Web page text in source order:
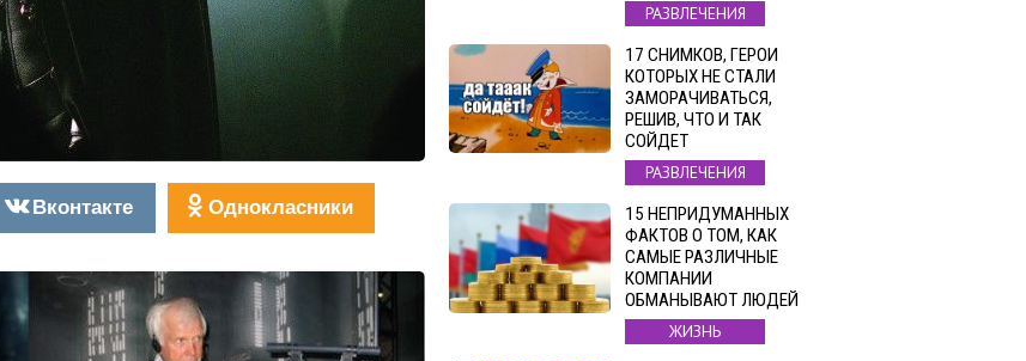
Вконтакте Однокласники
РАЗВЛЕЧЕНИЯ
17 СНИМКОВ, ГЕРОИ
КОТОРЫХ НЕ СТАЛИ
ЗАМОРАЧИВАТЬСЯ,
РЕШИВ, ЧТО И ТАК
СОЙДЕТ
РАЗВЛЕЧЕНИЯ
15 НЕПРИДУМАННЫХ
ФАКТОВ О ТОМ, КАК
САМЫЕ РАЗЛИЧНЫЕ
КОМПАНИИ
ОБМАНЫВАЮТ ЛЮДЕЙ
ЖИЗНЬ